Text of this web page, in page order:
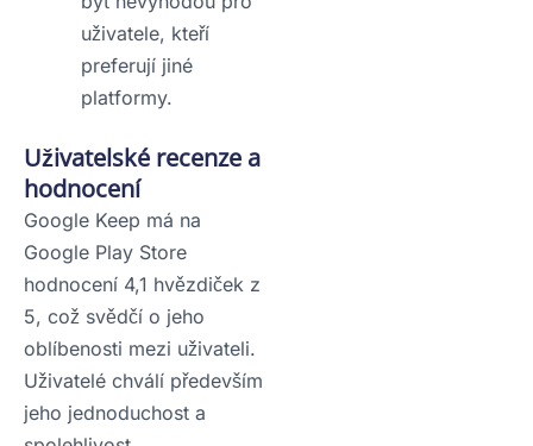
uživatele, kteří
preferují jiné
platformy.
Uživatelské recenze a
hodnocení
Google Keep má na
Google Play Store
hodnocení 4,1 hvězdiček z
5, což svědčí o jeho
oblíbenosti mezi uživateli.
Uživatelé chválí především
jeho jednoduchost a